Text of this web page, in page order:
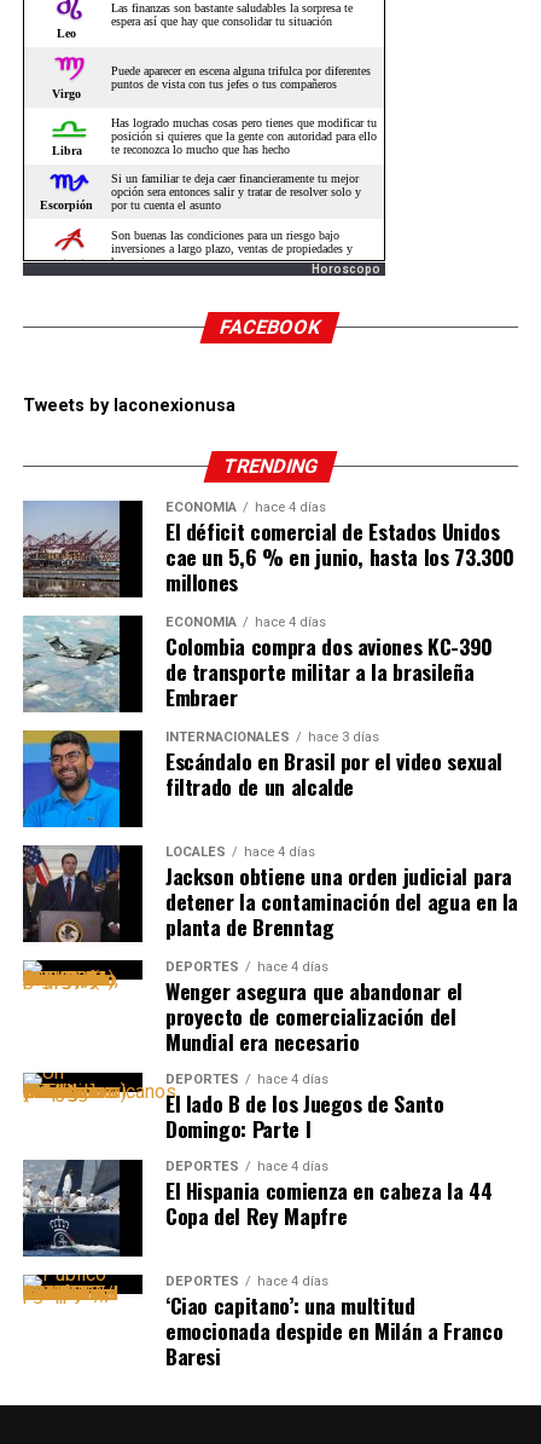
Horoscopo
FACEBOOK
Tweets by laconexionusa
TRENDING
ECONOMÍA hace 4 días
El déficit comercial de Estados Unidos
cae un 5,6 % en junio, hasta los 73.300
millones
ECONOMÍA hace 4 días
Colombia compra dos aviones KC-390
de transporte militar a la brasileña
Embraer
INTERNACIONALES hace 3 días
Escándalo en Brasil por el video sexual
filtrado de un alcalde
LOCALES hace 4 días
Jackson obtiene una orden judicial para
detener la contaminación del agua en la
planta de Brenntag
DEPORTES hace 4 días
Wenger asegura que abandonar el
proyecto de comercialización del
Mundial era necesario
DEPORTES hace 4 días
El lado B de los Juegos de Santo
Domingo: Parte I
DEPORTES hace 4 días
El Hispania comienza en cabeza la 44
Copa del Rey Mapfre
DEPORTES hace 4 días
‘Ciao capitano’: una multitud
emocionada despide en Milán a Franco
Baresi